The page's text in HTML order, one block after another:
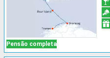
Pensão completa